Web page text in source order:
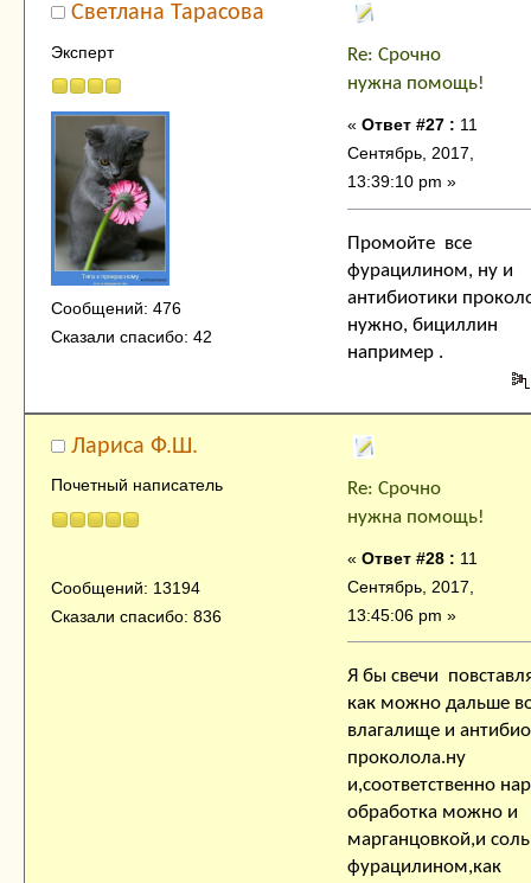
Cветлана Тарасова
Эксперт
Сообщений: 476
Сказали спасибо: 42
Re: Срочно
нужна помощь!
« Ответ #27 : 11
Сентябрь, 2017,
13:39:10 pm »
Промойте все
фурацилином, ну и
антибиотики
нужно, бициллин
например .
Лариса Ф.Ш.
Почетный написатель
Сообщений: 13194
Сказали спасибо: 836
Re: Срочно
нужна помощь!
« Ответ #28 : 11
Сентябрь, 2017,
13:45:06 pm »
Я бы свечи
как можно дальше
влагалище и
проколола.ну
и,соответственно
обработка можно и
марганцовкой,и
фурацилином,как